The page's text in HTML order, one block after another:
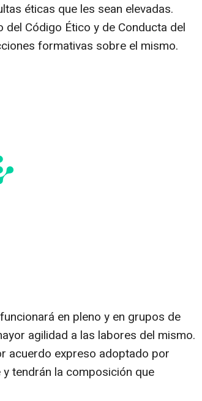
éticas que les sean elevadas.
Código Ético y de Conducta del
formativas sobre el mismo.
en pleno y en grupos de
agilidad a las labores del mismo.
acuerdo expreso adoptado por
tendrán la composición que